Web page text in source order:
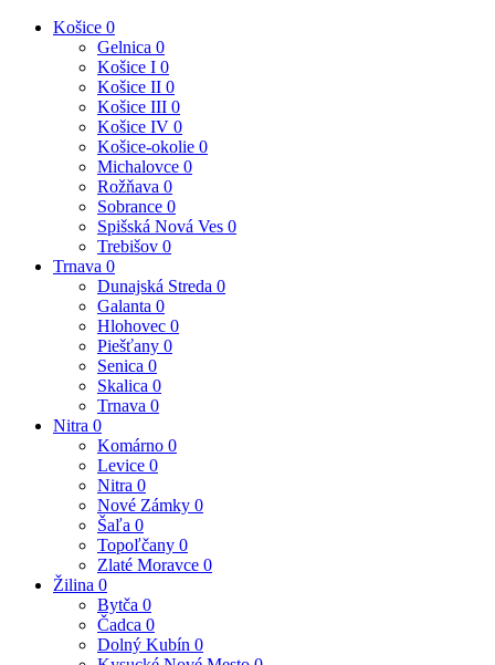
Košice 0
Gelnica 0
Košice I 0
Košice II 0
Košice III 0
Košice IV 0
Košice-okolie 0
Michalovce 0
Rožňava 0
Sobrance 0
Spišská Nová Ves 0
Trebišov 0
Trnava 0
Dunajská Streda 0
Galanta 0
Hlohovec 0
Piešťany 0
Senica 0
Skalica 0
Trnava 0
Nitra 0
Komárno 0
Levice 0
Nitra 0
Nové Zámky 0
Šaľa 0
Topoľčany 0
Zlaté Moravce 0
Žilina 0
Bytča 0
Čadca 0
Dolný Kubín 0